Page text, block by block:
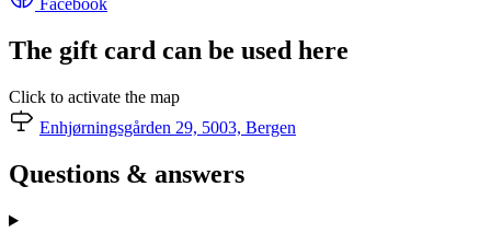
Facebook
The gift card can be used here
Click to activate the map
Enhjørningsgården 29, 5003, Bergen
Questions & answers